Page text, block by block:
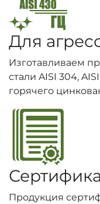
Для
Изготавливаем
стали AISI 304,
горячего
Продукция